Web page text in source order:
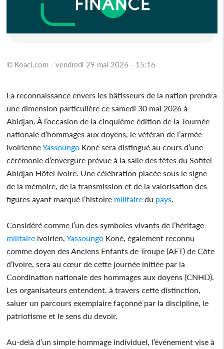
© Koaci.com - vendredi 29 mai 2026 - 15:16
La reconnaissance envers les bâtisseurs de la nation prendra
une dimension particulière ce samedi 30 mai 2026 à
Abidjan. À l’occasion de la cinquième édition de la Journée
nationale d’hommages aux doyens, le vétéran de l’armée
ivoirienneYassoungo Koné sera distingué au cours d’une
cérémonie d’envergure prévue à la salle des fêtes du Sofitel
Abidjan Hôtel Ivoire. Une célébration placée sous le signe
de la mémoire, de la transmission et de la valorisation des
figures ayant marqué l’histoire militaire du pays
Considéré comme l’un des symboles vivants de l’héritage
militaire ivoirien,Yassoungo Koné, également reconnu
comme doyen des Anciens Enfants de Troupe (AET) de Côte
d’Ivoire, sera au cœur de cette journée initiée par la
Coordination nationale des hommages aux doyens (CNHD).
Les organisateurs entendent, à travers cette distinction,
saluer un parcours exemplaire façonné par la discipline, le
patriotisme et le sens du devoir.
Au-delà d’un simple hommage individuel, l’événement vise à